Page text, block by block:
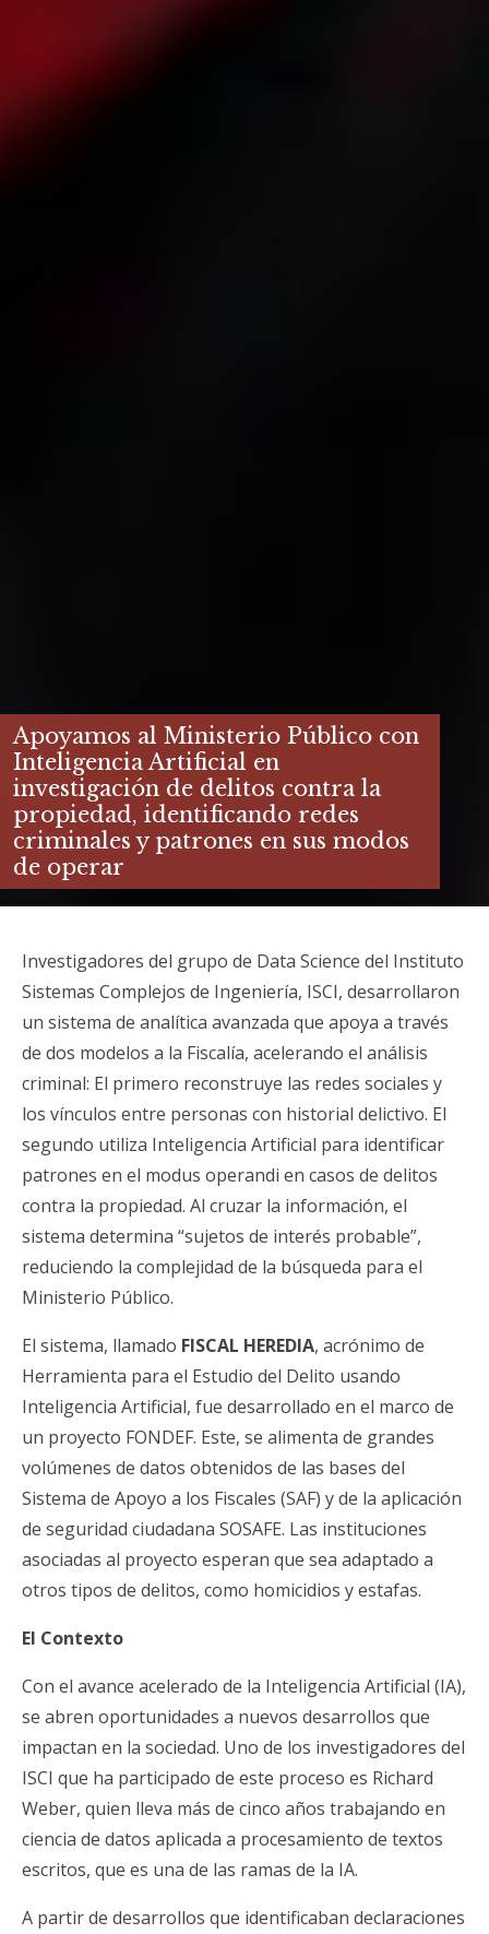
Apoyamos al Ministerio Público con
Inteligencia Artificial en
investigación de delitos contra la
propiedad, identificando redes
criminales y patrones en sus modos
de operar
Investigadores del grupo de Data Science del Instituto
Sistemas Complejos de Ingeniería, ISCI, desarrollaron
un sistema de analítica avanzada que apoya a través
de dos modelos a la Fiscalía, acelerando el análisis
criminal: El primero reconstruye las redes sociales y
los vínculos entre personas con historial delictivo. El
segundo utiliza Inteligencia Artificial para identificar
patrones en el modus operandi en casos de delitos
contra la propiedad. Al cruzar la información, el
sistema determina “sujetos de interés probable”,
reduciendo la complejidad de la búsqueda para el
Ministerio Público.
El sistema, llamado FISCAL HEREDIA, acrónimo de
Herramienta para el Estudio del Delito usando
Inteligencia Artificial, fue desarrollado en el marco de
un proyecto FONDEF. Este, se alimenta de grandes
volúmenes de datos obtenidos de las bases del
Sistema de Apoyo a los Fiscales (SAF) y de la aplicación
de seguridad ciudadana SOSAFE. Las instituciones
asociadas al proyecto esperan que sea adaptado a
otros tipos de delitos, como homicidios y estafas.
El Contexto
Con el avance acelerado de la Inteligencia Artificial (IA),
se abren oportunidades a nuevos desarrollos que
impactan en la sociedad. Uno de los investigadores del
ISCI que ha participado de este proceso es Richard
Weber, quien lleva más de cinco años trabajando en
ciencia de datos aplicada a procesamiento de textos
escritos, que es una de las ramas de la IA.
A partir de desarrollos que identificaban declaraciones